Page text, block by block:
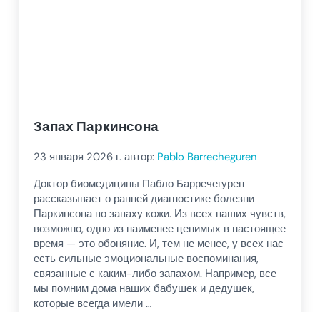
Запах Паркинсона
23 января 2026 г. автор: Pablo Barrecheguren
Доктор биомедицины Пабло Барречегурен
рассказывает о ранней диагностике болезни
Паркинсона по запаху кожи. Из всех наших чувств,
возможно, одно из наименее ценимых в настоящее
время — это обоняние. И, тем не менее, у всех нас
есть сильные эмоциональные воспоминания,
связанные с каким-либо запахом. Например, все
мы помним дома наших бабушек и дедушек,
которые всегда имели …